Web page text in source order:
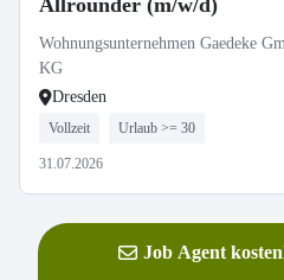
Allrounder (m/w/d)
Wohnungsunternehmen Gaedeke
KG
Dresden
Vollzeit Urlaub >= 30
31.07.2026
Job Agent